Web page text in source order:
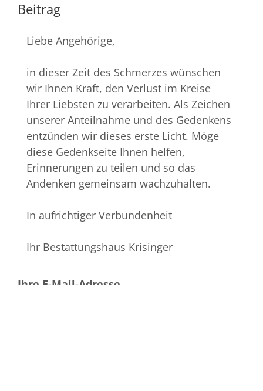
Beitrag
Liebe Angehörige,
in dieser Zeit des Schmerzes wünschen
wir Ihnen Kraft, den Verlust im Kreise
Ihrer Liebsten zu verarbeiten. Als Zeichen
unserer Anteilnahme und des Gedenkens
entzünden wir dieses erste Licht. Möge
diese Gedenkseite Ihnen helfen,
Erinnerungen zu teilen und so das
Andenken gemeinsam wachzuhalten.
In aufrichtiger Verbundenheit
Ihr Bestattungshaus Krisinger
Ihre E-Mail-Adresse